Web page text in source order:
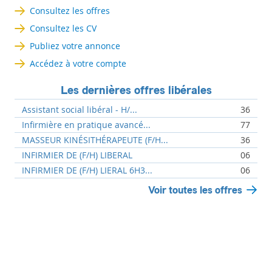
Consultez les offres
Consultez les CV
Publiez votre annonce
Accédez à votre compte
Les dernières offres libérales
Assistant social libéral - H/...
36
Infirmière en pratique avancé...
77
MASSEUR KINÉSITHÉRAPEUTE (F/H...
36
INFIRMIER DE (F/H) LIBERAL
06
INFIRMIER DE (F/H) LIERAL 6H3...
06
Voir toutes les offres